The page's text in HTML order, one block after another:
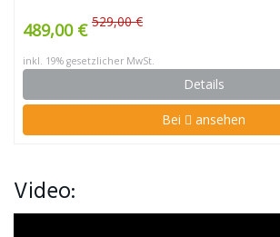
489,00 € 529,00 €
inkl. 19% gesetzlicher MwSt.
Details
Bei ansehen
Video: